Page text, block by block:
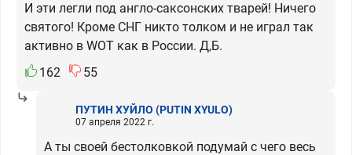
И эти легли под англо-саксонских тварей! Ничего
святого! Кроме СНГ никто толком и не играл так
активно в WOT как в России. Д,Б.
162
55
ПУТИН ХУЙЛО (PUTIN XYULO)
07 апреля 2022 г.
А ты своей бестолковкой подумай с чего весь